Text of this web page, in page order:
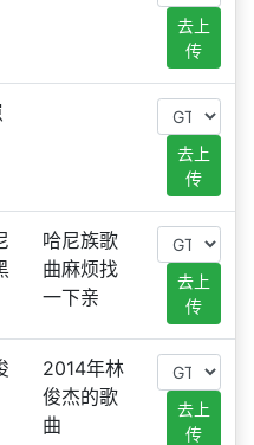
去上
传
去上
传
哈尼族歌
曲麻烦找
一下亲
去上
传
2014年林
俊杰的歌
曲
去上
传